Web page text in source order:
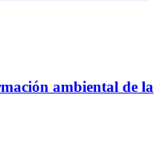
ambiental de la